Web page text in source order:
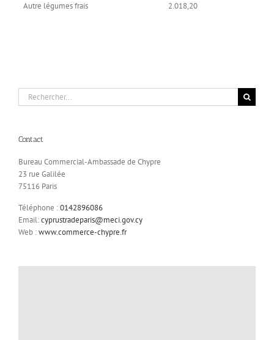
Autre légumes frais 2.018,20
Rechercher:
Contact
Bureau Commercial-Ambassade de Chypre
23 rue Galilée
75116 Paris
Téléphone :0142896086
Email:cyprustradeparis@meci.gov.cy
Web :www.commerce-chypre.fr